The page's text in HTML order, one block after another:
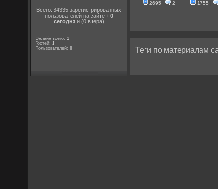
Всего: 34335 зарегистрированных
пользователей на сайте + 0
сегодняи (0 вчера)
Онлайн всего:1
Гостей:1
Пользователей:0
2695 | 2
1755 |
Теги по материалам